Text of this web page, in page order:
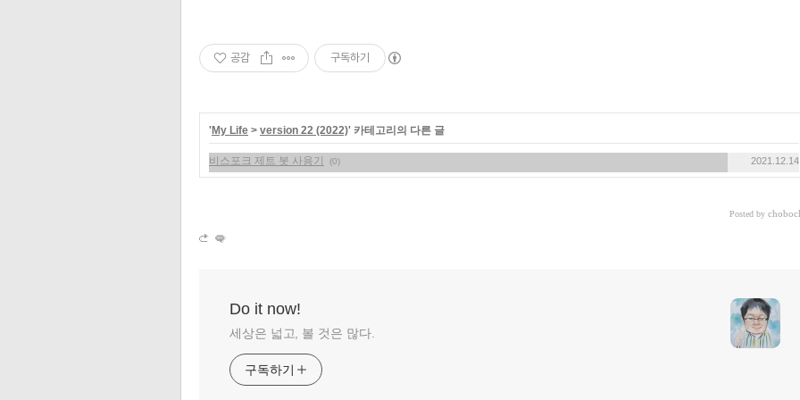
공감 구독하기
'My Life > version 22 (2022)' 카테고리의 다른 글
비스포크 제트 봇 사용기 (0) 2021.12.14
Posted by
Do it now!
세상은 넓고, 볼 것은 많다.
구독하기